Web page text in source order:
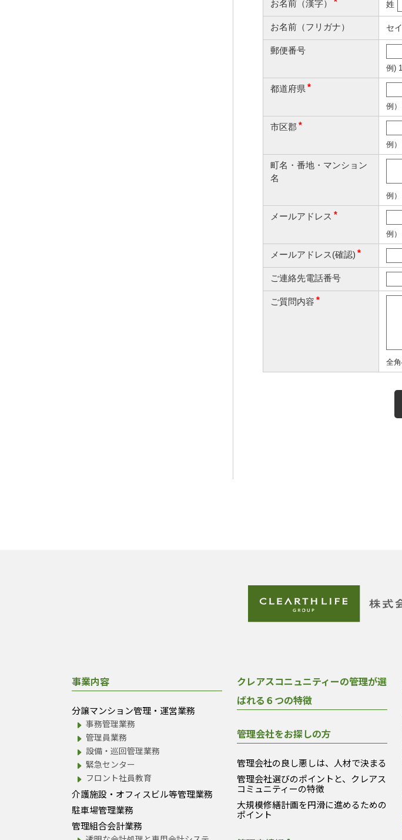
事業内容
分譲マンション管理・運営業務
事務管理業務
管理員業務
設備・巡回管理業務
緊急センター
フロント社員教育
介護施設・オフィスビル等管理業務
駐車場管理業務
管理組合会計業務
クレアスコニュニティーの管理が選
ばれる６つの特徴
管理会社をお探しの方
管理会社の良し悪しは、人材で決まる
管理会社選びのポイントと、クレアス
コミュニティーの特徴
大規模修繕計画を円滑に進めるための
ポイント